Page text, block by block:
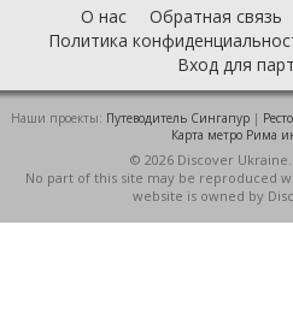
О нас Обратная связь
Политика
Вход для
Наши проекты: Путеводитель Сингапур|
Карта метро Рима
© 2026 Discover
No part of this site may be reproduced
website is owned by